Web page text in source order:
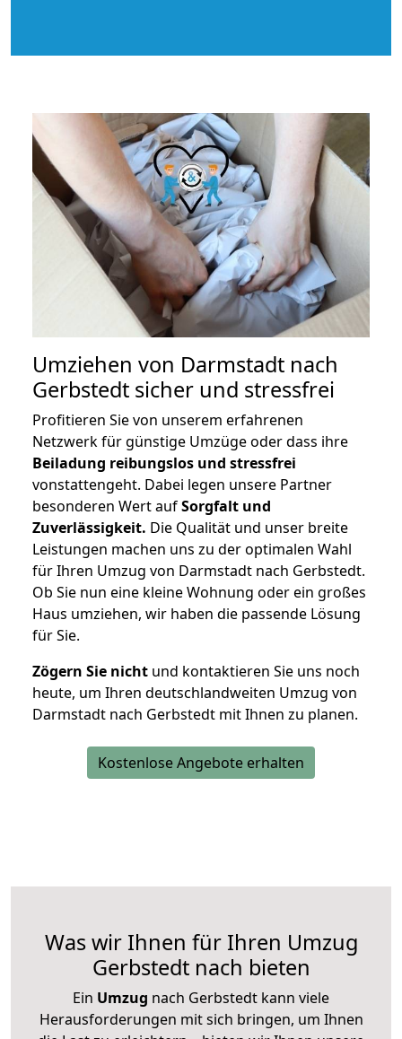
Umziehen von Darmstadt nach
Gerbstedt sicher und stressfrei
Profitieren Sie von unserem erfahrenen
Netzwerk für günstige Umzüge oder dass ihre
Beiladung reibungslos und stressfrei
vonstattengeht. Dabei legen unsere Partner
besonderen Wert aufSorgfalt und
Zuverlässigkeit. Die Qualität und unser breite
Leistungen machen uns zu der optimalen Wahl
für Ihren Umzug von Darmstadt nach Gerbstedt.
Ob Sie nun eine kleine Wohnung oder ein großes
Haus umziehen, wir haben die passende Lösung
für Sie.
Zögern Sie nicht und kontaktieren Sie uns noch
heute, um Ihren deutschlandweiten Umzug von
Darmstadt nach Gerbstedt mit Ihnen zu planen.
Kostenlose Angebote erhalten
Was wir Ihnen für Ihren Umzug
Gerbstedt nach bieten
Ein Umzug nach Gerbstedt kann viele
Herausforderungen mit sich bringen, um Ihnen